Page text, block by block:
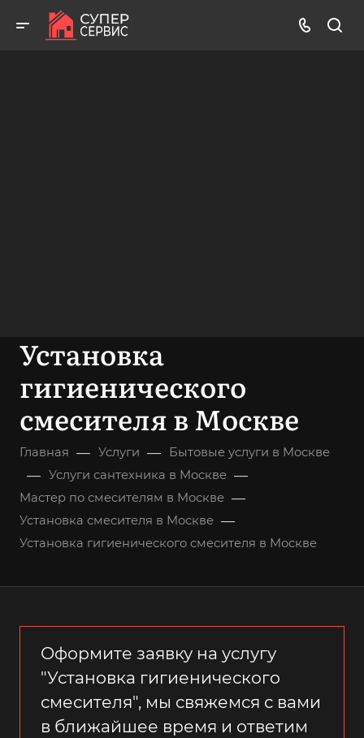
Установка
гигиенического
смесителя в Москве
Главная — Услуги — Бытовые услуги в Москве
— Услуги сантехника в Москве —
Мастер по смесителям в Москве —
Установка смесителя в Москве —
Установка гигиенического смесителя в Москве
Оформите заявку на услугу
"Установка гигиенического
смесителя", мы свяжемся с вами
в ближайшее время и ответим